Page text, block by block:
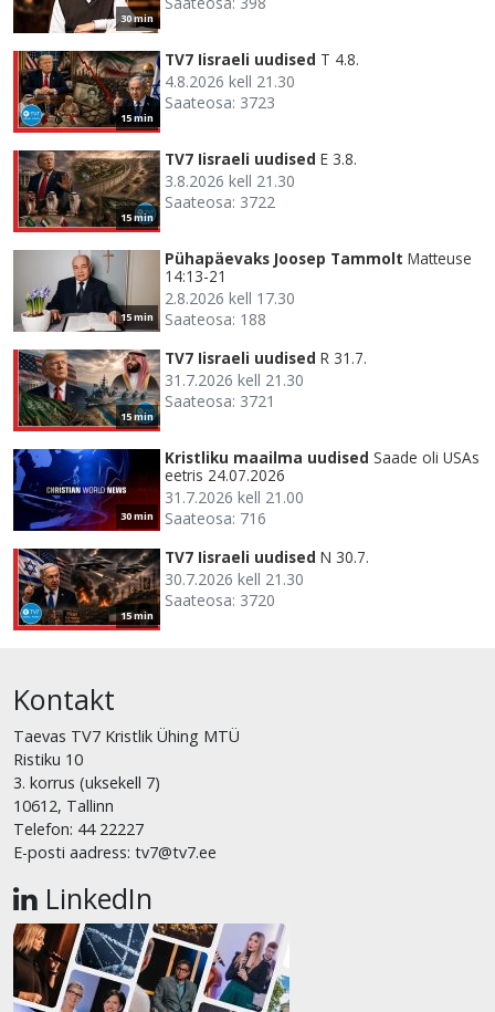
30 min
15 min
TV7 Iisraeli uudised T 4.8.
4.8.2026 kell 21.30
Saateosa: 3723
15 min
TV7 Iisraeli uudised E 3.8.
3.8.2026 kell 21.30
Saateosa: 3722
15 min
Pühapäevaks Joosep Tammolt Matteuse
14:13-21
2.8.2026 kell 17.30
Saateosa: 188
15 min
TV7 Iisraeli uudised R 31.7.
31.7.2026 kell 21.30
Saateosa: 3721
30 min
Kristliku maailma uudised Saade oli USAs
eetris 24.07.2026
31.7.2026 kell 21.00
Saateosa: 716
15 min
TV7 Iisraeli uudised N 30.7.
30.7.2026 kell 21.30
Saateosa: 3720
Kontakt
Taevas TV7 Kristlik Ühing MTÜ
Ristiku 10
3. korrus (uksekell 7)
10612, Tallinn
Telefon: 44 22227
E-posti aadress: tv7@tv7.ee
LinkedIn